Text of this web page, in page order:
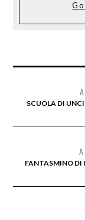
SCUOLA DI
FANTASMINO DI